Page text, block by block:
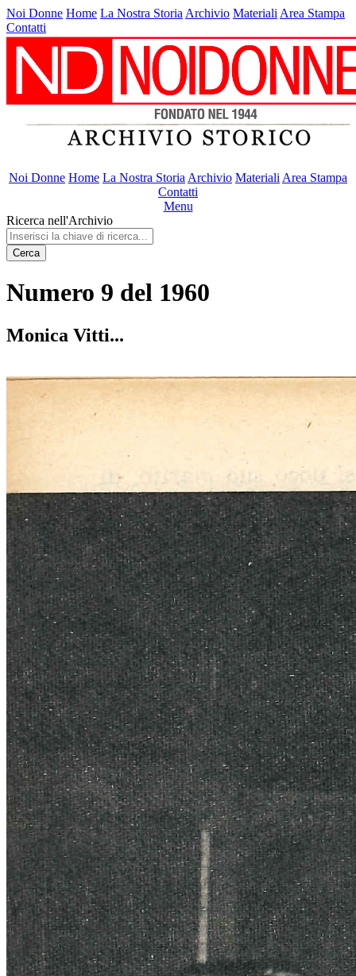
Noi Donne Home La Nostra Storia Archivio Materiali Area Stampa
Contatti
Noi Donne Home La Nostra Storia Archivio Materiali Area Stampa
Contatti
Menu
Ricerca nell'Archivio
Cerca
Numero 9 del 1960
Monica Vitti...